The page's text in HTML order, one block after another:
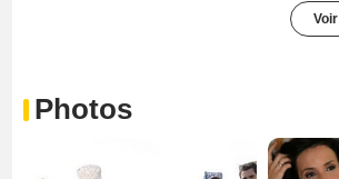
Photos